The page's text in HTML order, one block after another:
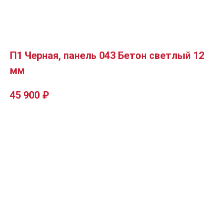
П1 Черная, панель 043 Бетон светлый 12
мм
45 900 ₽